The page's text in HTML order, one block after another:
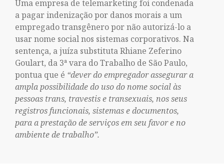
Uma empresa de telemarketing foi condenada
a pagar indenização por danos morais a um
empregado transgênero por não autorizá-lo a
usar nome social nos sistemas corporativos. Na
sentença, a juíza substituta Rhiane Zeferino
Goulart, da 3ª vara do Trabalho de São Paulo,
pontua que é “dever do empregador assegurar a
ampla possibilidade do uso do nome social às
pessoas trans, travestis e transexuais, nos seus
registros funcionais, sistemas e documentos,
para a prestação de serviços em seu favor e no
ambiente de trabalho”.